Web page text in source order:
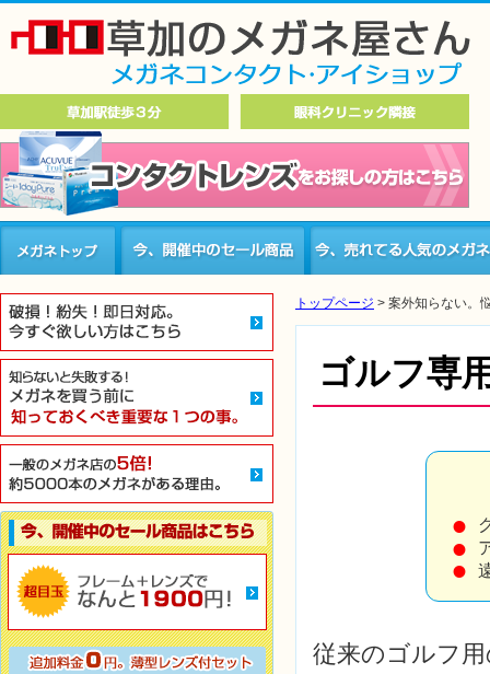
トップページ > 案外知らない。
ゴルフ専
従来のゴルフ